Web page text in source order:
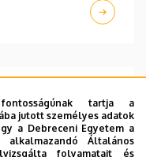
tartja a
jutott személyes adatok
a Debreceni Egyetem a
Általános
folyamatait és